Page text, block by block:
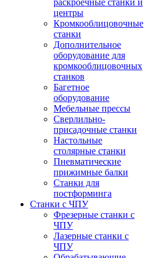
раскроечные станки и
центры
Кромкооблицовочные
станки
Дополнительное
оборудование для
кромкооблицовочных
станков
Багетное
оборудование
Мебельные прессы
Сверлильно-
присадочные станки
Настольные
столярные станки
Пневматические
прижимные балки
Станки для
постформинга
Станки с ЧПУ
Фрезерные станки с
ЧПУ
Лазерные станки с
ЧПУ